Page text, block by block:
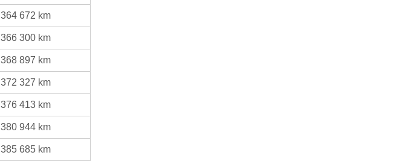
364 672 km
366 300 km
368 897 km
372 327 km
376 413 km
380 944 km
385 685 km